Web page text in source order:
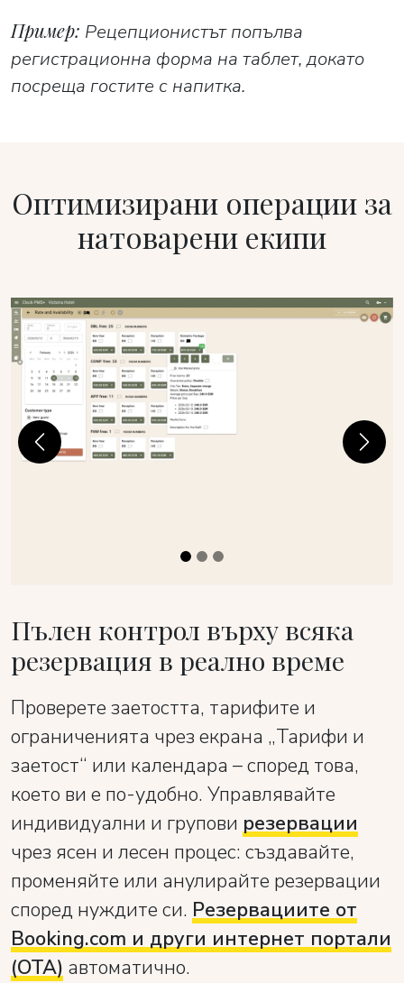
Пример: Рецепционистът попълва
регистрационна форма на таблет, докато
посреща гостите с напитка.
Оптимизирани операции за
натоварени екипи
Пълен контрол върху всяка
резервация в реално време
Проверете заетостта, тарифите и
ограниченията чрез екрана „Тарифи и
заетост“ или календара – според това,
което ви е по-удобно. Управлявайте
индивидуални и групови резервации
чрез ясен и лесен процес: създавайте,
променяйте или анулирайте резервации
според нуждите си. Резервациите от
Booking.com и други интернет портали
(ОТА) автоматично.
Previous Next